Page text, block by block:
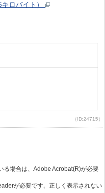
ロバイト）
（ID:24715）
る場合は、Adobe Acrobat(R)が必要
が必要です。正しく表示されない